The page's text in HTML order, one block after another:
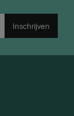
Inschrijven